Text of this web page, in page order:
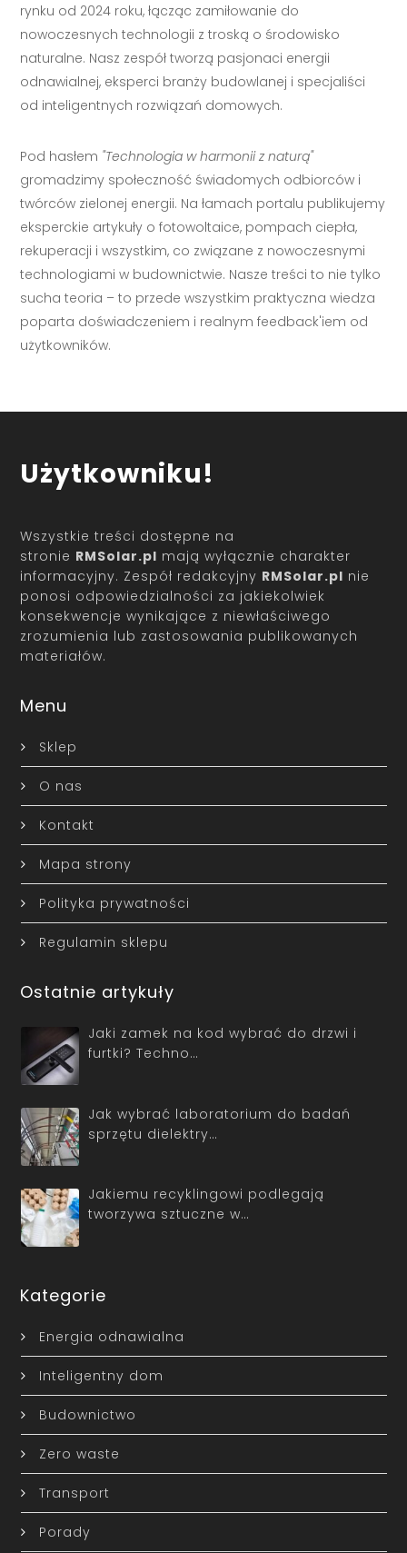
rynku od 2024 roku, łącząc zamiłowanie do
nowoczesnych technologii z troską o środowisko
naturalne. Nasz zespół tworzą pasjonaci energii
odnawialnej, eksperci branży budowlanej i specjaliści
od inteligentnych rozwiązań domowych.
Pod hasłem "Technologia w harmonii z naturą"
gromadzimy społeczność świadomych odbiorców i
twórców zielonej energii. Na łamach portalu publikujemy
eksperckie artykuły o fotowoltaice, pompach ciepła,
rekuperacji i wszystkim, co związane z nowoczesnymi
technologiami w budownictwie. Nasze treści to nie tylko
sucha teoria – to przede wszystkim praktyczna wiedza
poparta doświadczeniem i realnym feedback'iem od
użytkowników.
Użytkowniku!
Wszystkie treści dostępne na
stronie RMSolar.pl mają wyłącznie charakter
informacyjny. Zespół redakcyjny RMSolar.pl nie
ponosi odpowiedzialności za jakiekolwiek
konsekwencje wynikające z niewłaściwego
zrozumienia lub zastosowania publikowanych
materiałów.
Menu
Sklep
O nas
Kontakt
Mapa strony
Polityka prywatności
Regulamin sklepu
Ostatnie artykuły
Jaki zamek na kod wybrać do drzwi i
furtki? Techno…
Jak wybrać laboratorium do badań
sprzętu dielektry…
Jakiemu recyklingowi podlegają
tworzywa sztuczne w…
Kategorie
Energia odnawialna
Inteligentny dom
Budownictwo
Zero waste
Transport
Porady